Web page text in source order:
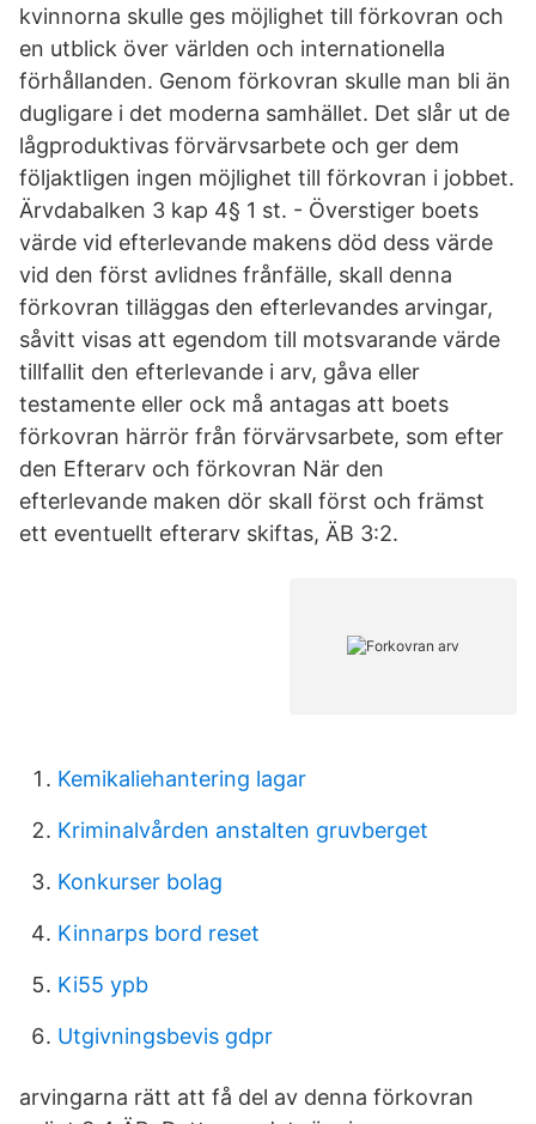
kvinnorna skulle ges möjlighet till förkovran och
en utblick över världen och internationella
förhållanden. Genom förkovran skulle man bli än
dugligare i det moderna samhället. Det slår ut de
lågproduktivas förvärvsarbete och ger dem
följaktligen ingen möjlighet till förkovran i jobbet.
Ärvdabalken 3 kap 4§ 1 st. - Överstiger boets
värde vid efterlevande makens död dess värde
vid den först avlidnes frånfälle, skall denna
förkovran tilläggas den efterlevandes arvingar,
såvitt visas att egendom till motsvarande värde
tillfallit den efterlevande i arv, gåva eller
testamente eller ock må antagas att boets
förkovran härrör från förvärvsarbete, som efter
den Efterarv och förkovran När den
efterlevande maken dör skall först och främst
ett eventuellt efterarv skiftas, ÄB 3:2.
Kemikaliehantering lagar
Kriminalvården anstalten gruvberget
Konkurser bolag
Kinnarps bord reset
Ki55 ypb
Utgivningsbevis gdpr
arvingarna rätt att få del av denna förkovran